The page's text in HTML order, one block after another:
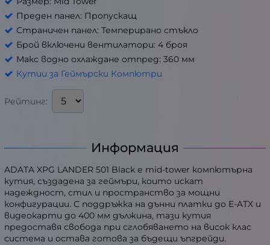
Преден панел: Пропускащ
Страничен панел: Темперирано стъкло
Брой включени вентилатори: 4 броя
Макс водно охлаждане отпред: 360 мм
Кутии за Геймърски Компютри
Рейтинг:
Информация
ADATA XPG LANDER 501 Black е mid-tower компютърна
кутия, създадена за геймъри, които искат
надеждност, стил и пространство за мощни
конфигурации. С поддръжка на дънни платки до E-ATX и
видеокарти до 400 мм дължина, тази кутия
предоставя свобода при сглобяването на висок клас
система и остава готова за бъдещи ъпгрейди.